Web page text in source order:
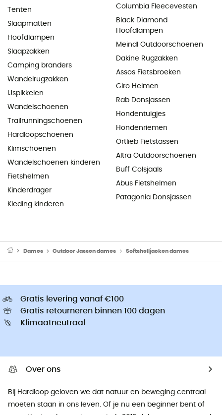
Tenten
Slaapmatten
Hoofdlampen
Slaapzakken
Camping branders
Wandelrugzakken
IJspikkelen
Wandelschoenen
Trailrunningschoenen
Hardloopschoenen
Klimschoenen
Wandelschoenen kinderen
Fietshelmen
Kinderdrager
Kleding kinderen
Columbia Fleecevesten
Black Diamond
Hoofdlampen
Meindl Outdoorschoenen
Dakine Rugzakken
Assos Fietsbroeken
Giro Helmen
Rab Donsjassen
Hondentuigjes
Hondenriemen
Ortlieb Fietstassen
Altra Outdoorschoenen
Buff Colsjaals
Abus Fietshelmen
Patagonia Donsjassen
Dames Outdoor Jassen dames Softshelljacken dames
Gratis levering vanaf €100
Gratis retourneren binnen 100 dagen
Klimaatneutraal
Over ons
Bij Hardloop geloven we dat natuur en beweging centraal
moeten staan ​​in ons leven. Of je nu een beginner bent of